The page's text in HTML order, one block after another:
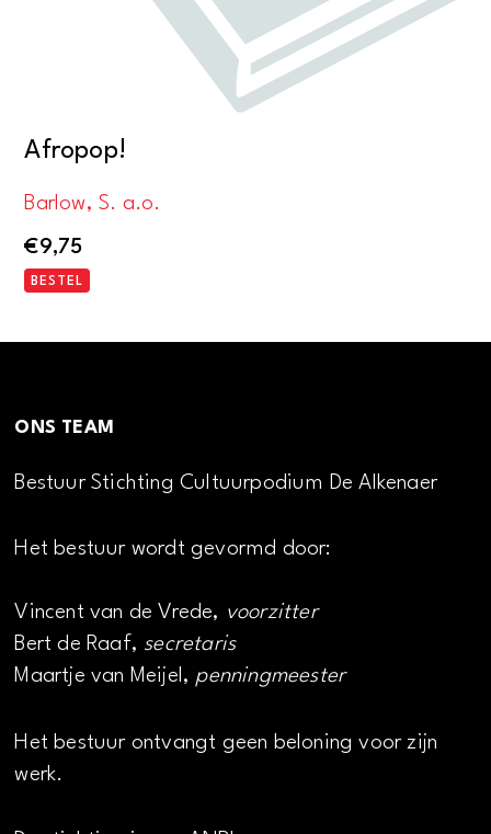
Afropop!
Barlow, S. a.o.
€9,75
BESTEL
ONS TEAM
Bestuur Stichting Cultuurpodium De Alkenaer
Het bestuur wordt gevormd door:
Vincent van de Vrede, voorzitter
Bert de Raaf, secretaris
Maartje van Meijel, penningmeester
Het bestuur ontvangt geen beloning voor zijn
werk.